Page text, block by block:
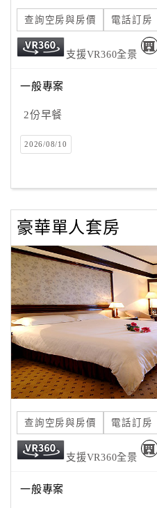
Line
線
上
利
訂
房
Q&A
國
旅
卡
訂
房
請
款
收
查詢空房與房價 電話訂房
支援VR360全景
一般專案
2份早餐
2026/08/10
豪華單人套房
查詢空房與房價 電話訂房
支援VR360全景
一般專案